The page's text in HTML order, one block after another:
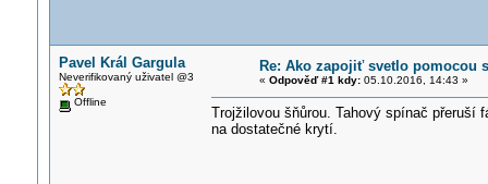
Pavel Král Gargula
Neverifikovaný uživatel @3
Offline
Re: Ako zapojiť svetlo pomocou
« Odpověď #1 kdy:05.10.2016, 14:43 »
Trojžilovou šňůrou. Tahový spínač přeruší
na dostatečné krytí.